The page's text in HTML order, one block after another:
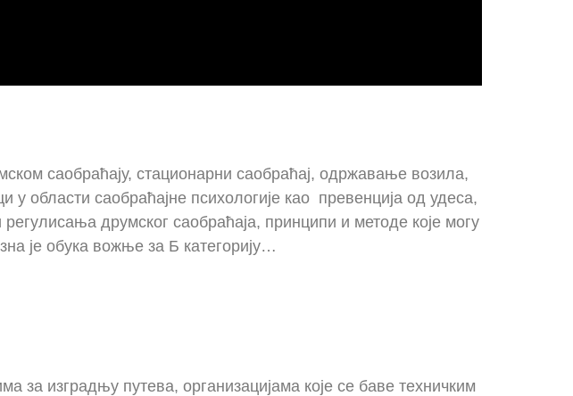
саобраћају, стационарни саобраћај, одржавање возила,
области саобраћајне психологије као превенција од удеса,
друмског саобраћаја, принципи и методе које могу
је обука вожње за Б категорију…
за изградњу путева, организацијама које се баве техничким